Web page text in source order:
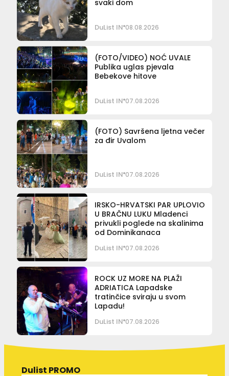
svaki dom
DuList IN 08.08.2026
(FOTO/VIDEO) NOĆ UVALE
Publika uglas pjevala
Bebekove hitove
DuList IN 07.08.2026
(FOTO) Savršena ljetna večer
za đir Uvalom
DuList IN 07.08.2026
IRSKO-HRVATSKI PAR UPLOVIO
U BRAČNU LUKU Mladenci
privukli poglede na skalinima
od Dominikanaca
DuList IN 07.08.2026
ROCK UZ MORE NA PLAŽI
ADRIATICA Lapadske
tratinčice sviraju u svom
Lapadu!
DuList IN 07.08.2026
Dulist PROMO